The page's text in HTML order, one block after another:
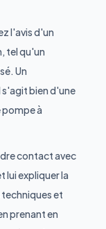
l'avis d'un
tel qu'un
Un
bien d'une
à
contact avec
lui expliquer la
et
prenant en